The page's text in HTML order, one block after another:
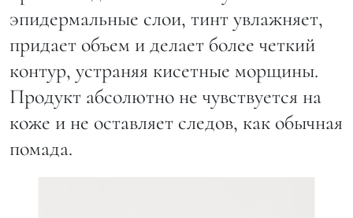
эпидермальные слои, тинт увлажняет,
придает объем и делает более четкий
контур, устраняя кисетные морщины.
Продукт абсолютно не чувствуется на
коже и не оставляет следов, как обычная
помада.